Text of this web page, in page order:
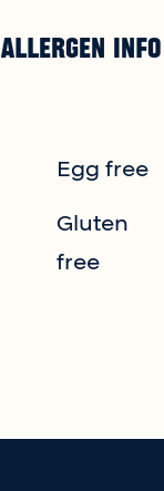
Allergen Info
Egg free
Gluten
free